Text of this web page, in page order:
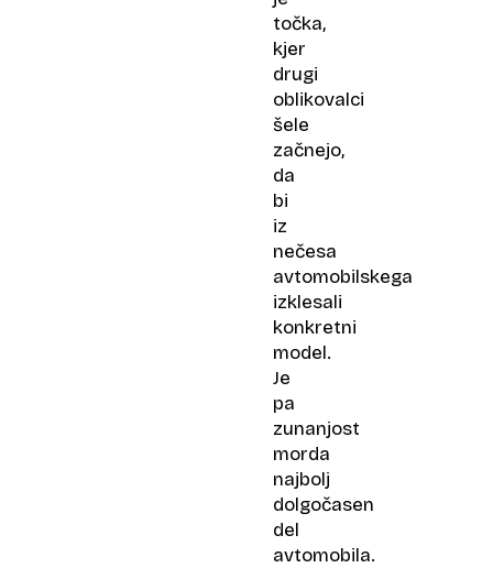
točka,
kjer
drugi
oblikovalci
šele
začnejo,
da
bi
iz
nečesa
avtomobilskega
izklesali
konkretni
model.
Je
pa
zunanjost
morda
najbolj
dolgočasen
del
avtomobila.